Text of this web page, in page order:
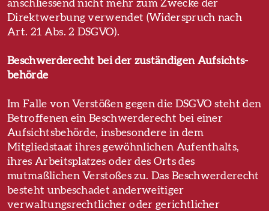
anschliessend nicht mehr zum Zwecke der
Direktwerbung verwendet (Widerspruch nach
Art. 21 Abs. 2 DSGVO).
Beschwerde­recht bei der zuständigen Aufsichts­
behörde
Im Falle von Verstößen gegen die DSGVO steht den
Betroffenen ein Beschwerderecht bei einer
Aufsichtsbehörde, insbesondere in dem
Mitgliedstaat ihres gewöhnlichen Aufenthalts,
ihres Arbeitsplatzes oder des Orts des
mutmaßlichen Verstoßes zu. Das Beschwerderecht
besteht unbeschadet anderweitiger
verwaltungsrechtlicher oder gerichtlicher